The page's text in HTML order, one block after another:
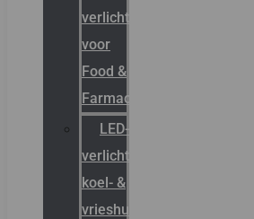
verlichting
voor
Food &
Farmacie
LED-
verlichting
koel- &
vrieshuizen